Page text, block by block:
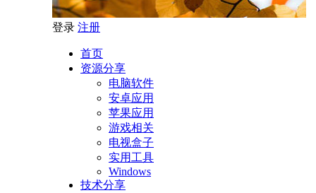
登录 注册
首页
资源分享
电脑软件
安卓应用
苹果应用
游戏相关
电视盒子
实用工具
Windows
技术分享